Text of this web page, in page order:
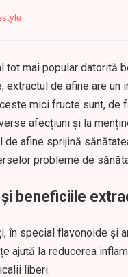
tot mai popular datorită
extractul de afine are
mici fructe sunt, de
afecțiuni și la
afine sprijină
probleme de
beneficiile
în special flavonoide și
ajută la reducerea
liberi.